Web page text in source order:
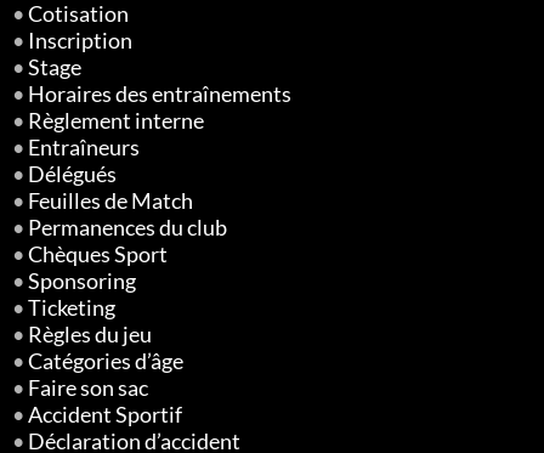
•Cotisation
• Inscription
•Stage
• Horaires des entraînements
• Règlement interne
• Entraîneurs
• Délégués
• Feuilles de Match
• Permanences du club
•Chèques Sport
•Sponsoring
•Ticketing
• Règles du jeu
•Catégories d’âge
• Faire son sac
•Accident Sportif
• Déclaration d’accident